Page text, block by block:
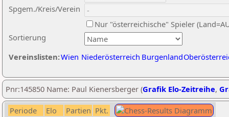
Sortierung
Spgem./Kreis/Verein
Nur "österreichische" Spieler
Vereinslisten:Wien Niederösterreich Burgenland
Pnr:145850 Name: Paul Kienersberger (Grafik Elo-Zeitreihe,
Periode Elo Partien Pkt.